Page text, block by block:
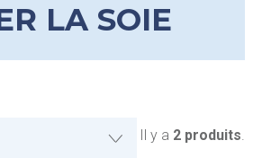
LA SOIE
Il y a 2 produits.